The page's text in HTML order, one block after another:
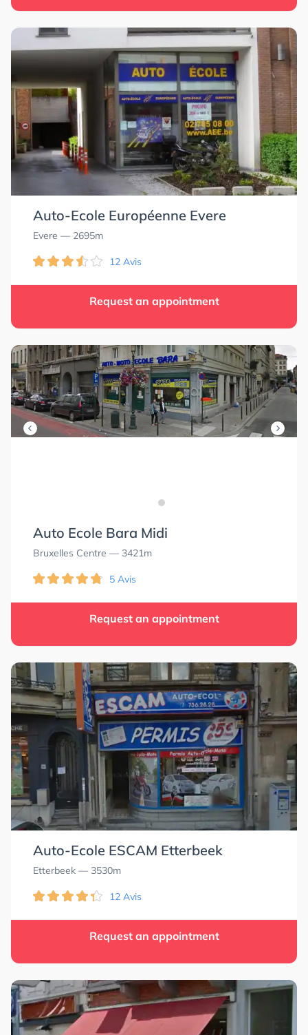
Auto-Ecole Européenne Evere
Evere — 2695m
12 Avis
Request an appointment
Auto Ecole Bara Midi
Bruxelles Centre — 3421m
5 Avis
Request an appointment
Auto-Ecole ESCAM Etterbeek
Etterbeek — 3530m
12 Avis
Request an appointment